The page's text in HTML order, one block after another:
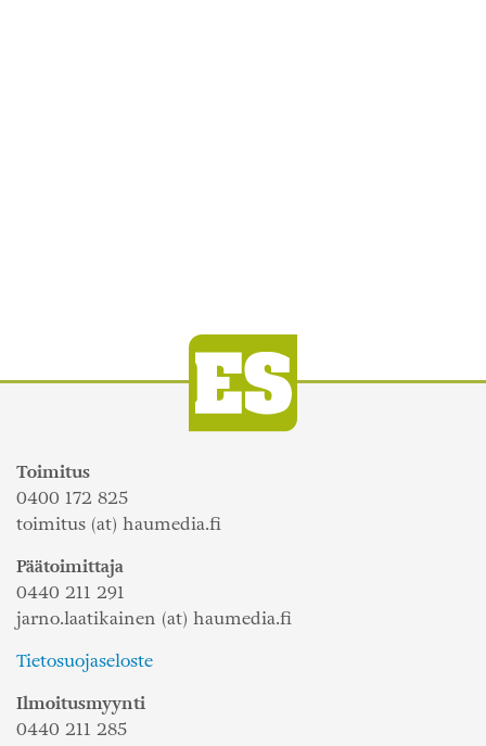
Toimitus
0400 172 825
toimitus (at) haumedia.fi
Päätoimittaja
0440 211 291
jarno.laatikainen (at) haumedia.fi
Tietosuojaseloste
Ilmoitusmyynti
0440 211 285